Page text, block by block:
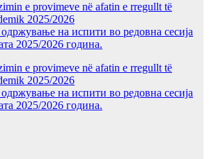
e provimeve në afatin e rregullt të
2025/2026
на испити во редовна сесија
2025/2026 година.
e provimeve në afatin e rregullt të
2025/2026
на испити во редовна сесија
2025/2026 година.